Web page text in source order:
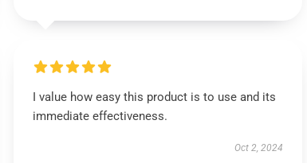
I value how easy this product is to use and its
immediate effectiveness.
Oct 2, 2024